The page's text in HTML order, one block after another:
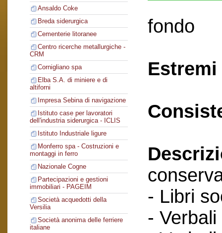
Ansaldo Coke
Breda siderurgica
Cementerie litoranee
Centro ricerche metallurgiche -
CRM
Cornigliano spa
Elba S.A. di miniere e di
altiforni
Impresa Sebina di navigazione
Istituto case per lavoratori
dell'industria siderurgica - ICLIS
Istituto Industriale ligure
Monferro spa - Costruzioni e
montaggi in ferro
Nazionale Cogne
Partecipazioni e gestioni
immobiliari - PAGEIM
Società acquedotti della
Versilia
Società anonima delle ferriere
italiane
fondo
- Libri
-